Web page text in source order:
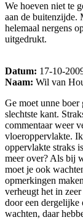
We hoeven niet te
aan de buitenzijde.
helemaal nergens
uitgedrukt.
Datum: 17-10-
Naam: Wil van
Ge moet unne
slechtste kant.
commentaar weer
vloeroppervlakte.
oppervlakte straks
meer over? Als bij
moet je ook
opmerkingen
verheugt het in
door een
wachten, daar